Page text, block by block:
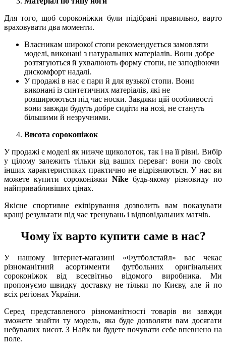
Для того, щоб сороконіжки були підібрані правильно, варто
враховувати два моменти.
Власникам широкої стопи рекомендується замовляти
моделі, виконані з натуральних матеріалів. Вони добре
розтягуються й ухвалюють форму стопи, не заподіюючи
дискомфорт надалі.
У продажі в нас є пари й для вузької стопи. Вони
виконані із синтетичних матеріалів, які не
розширюються під час носки. Завдяки цій особливості
вони завжди будуть добре сидіти на нозі, не стануть
більшими й незручними.
Висота сороконіжок
У продажі є моделі як нижче щиколоток, так і на її рівні. Вибір
у цілому залежить тільки від ваших переваг: вони по своїх
інших характеристиках практично не відрізняються. У нас ви
можете купити сороконіжки Nike будь-якому різновиду по
найпривабливіших цінах.
Якісне спортивне екіпірування дозволить вам показувати
кращі результати під час тренувань і відповідальних матчів.
Чому їх варто купити саме в нас?
У нашому інтернет-магазині «Футболстайл» вас чекає
різноманітний асортименти футбольних оригінальних
сороконіжок від всесвітньо відомого виробника. Ми
пропонуємо швидку доставку не тільки по Києву, але й по
всіх регіонах України.
Серед представленого різноманітності товарів ви завжди
зможете знайти ту модель, яка буде дозволяти вам досягати
небувалих висот. З Найк ви будете почувати себе впевнено на
поле.